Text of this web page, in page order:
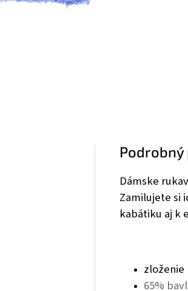
Podrobný
Dámske
Zamilujete si
kabátiku aj k
zloženie
65%